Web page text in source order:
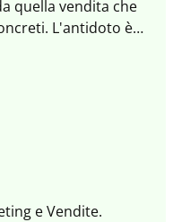
quella vendita che
L'antidoto è
trae il massimo
di contatto con il
una visione
e Vendite.